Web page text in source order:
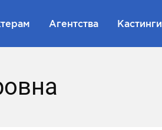
Агентства Кастинги